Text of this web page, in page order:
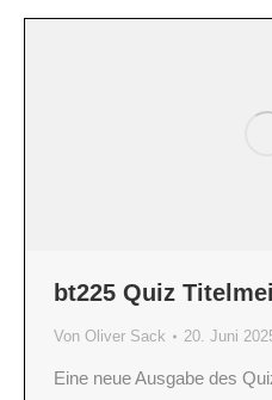
bt225 Quiz
Von Oliver Sack 20. Juni
Eine neue Ausgabe des